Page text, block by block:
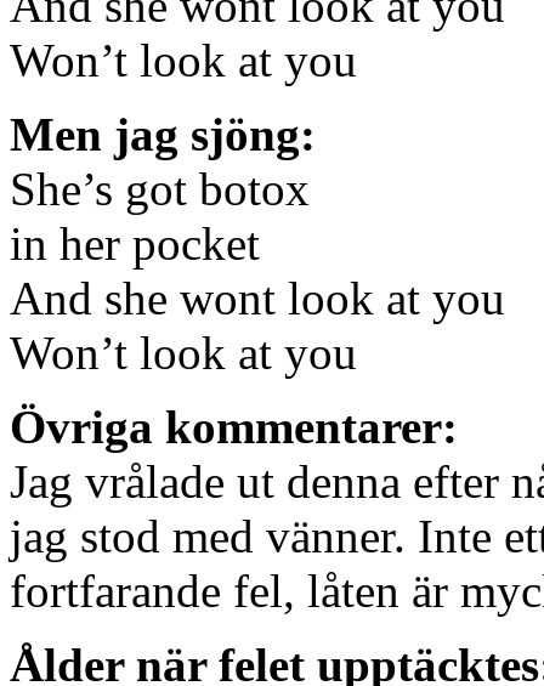
Won’t look at you
Men jag sjöng:
She’s got botox
in her pocket
And she wont look at you
Won’t look at you
Övriga kommentarer:
Jag vrålade ut denna efter
jag stod med vänner. Inte
fortfarande fel, låten är
Ålder när felet